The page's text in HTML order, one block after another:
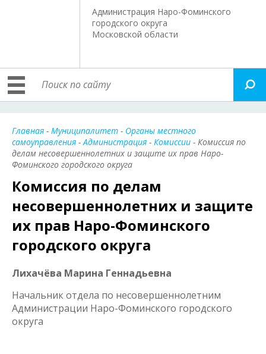
Администрация Наро-Фоминского
городского округа
Московской области
Главная - Муниципалитет - Органы местного
самоуправления -Администрация - Комиссии - Комиссия по
делам несовершеннолетних и защите их прав Наро-
Фоминского городского округа
Комиссия по делам
несовершеннолетних и защите
их прав Наро-Фоминского
городского округа
Лихачёва Марина Геннадьевна
Начальник отдела по несовершеннолетним
Администрации Наро-Фоминского городского
округа